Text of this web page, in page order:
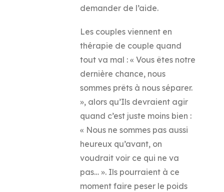
demander de l’aide.
Les couples viennent en
thérapie de couple quand
tout va mal : « Vous êtes notre
dernière chance, nous
sommes prêts à nous séparer.
», alors qu’Ils devraient agir
quand c’est juste moins bien :
« Nous ne sommes pas aussi
heureux qu’avant, on
voudrait voir ce qui ne va
pas… ». Ils pourraient à ce
moment faire peser le poids